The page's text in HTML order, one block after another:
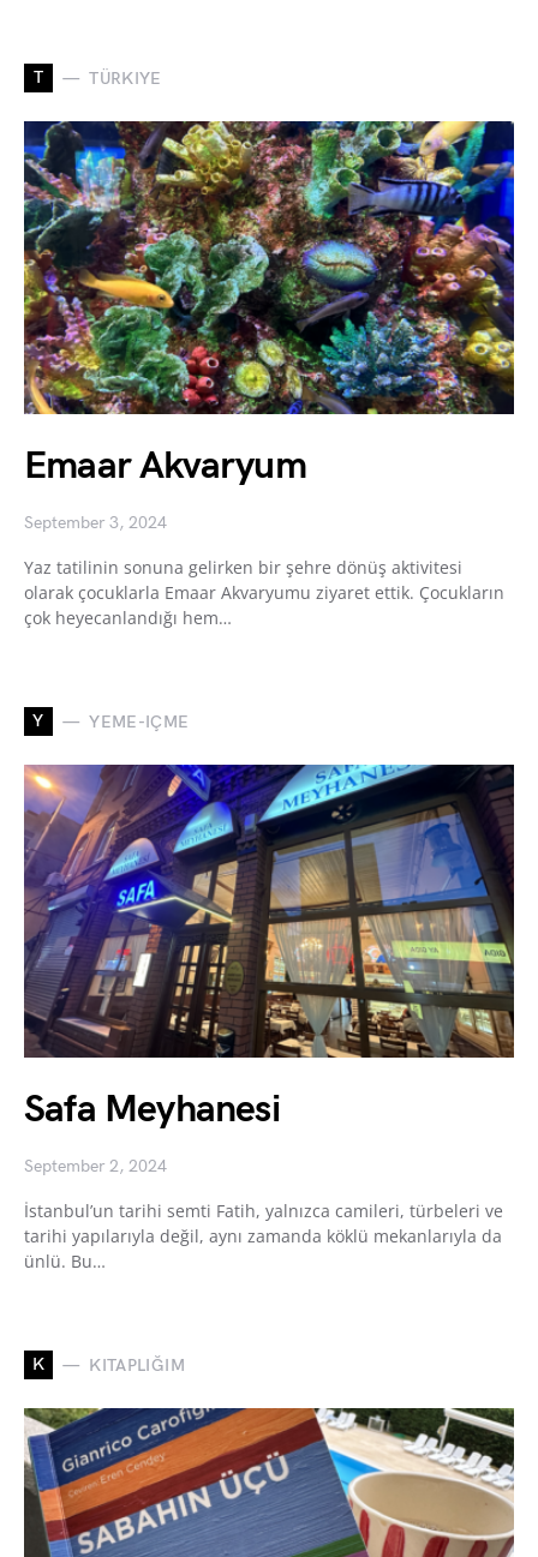
T TÜRKIYE
Emaar Akvaryum
September 3, 2024
Yaz tatilinin sonuna gelirken bir şehre dönüş aktivitesi
olarak çocuklarla Emaar Akvaryumu ziyaret ettik. Çocukların
çok heyecanlandığı hem…
Y YEME-IÇME
Safa Meyhanesi
September 2, 2024
İstanbul’un tarihi semti Fatih, yalnızca camileri, türbeleri ve
tarihi yapılarıyla değil, aynı zamanda köklü mekanlarıyla da
ünlü. Bu…
K KITAPLIĞIM